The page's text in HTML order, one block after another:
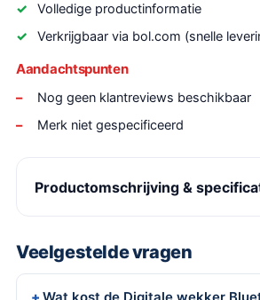
Volledige productinformatie
Verkrijgbaar via bol.com (snelle
Aandachtspunten
Nog geen klantreviews beschikbaar
Merk niet gespecificeerd
Productomschrijving &
Veelgestelde vragen